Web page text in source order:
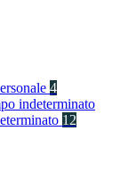
4
indeterminato
12